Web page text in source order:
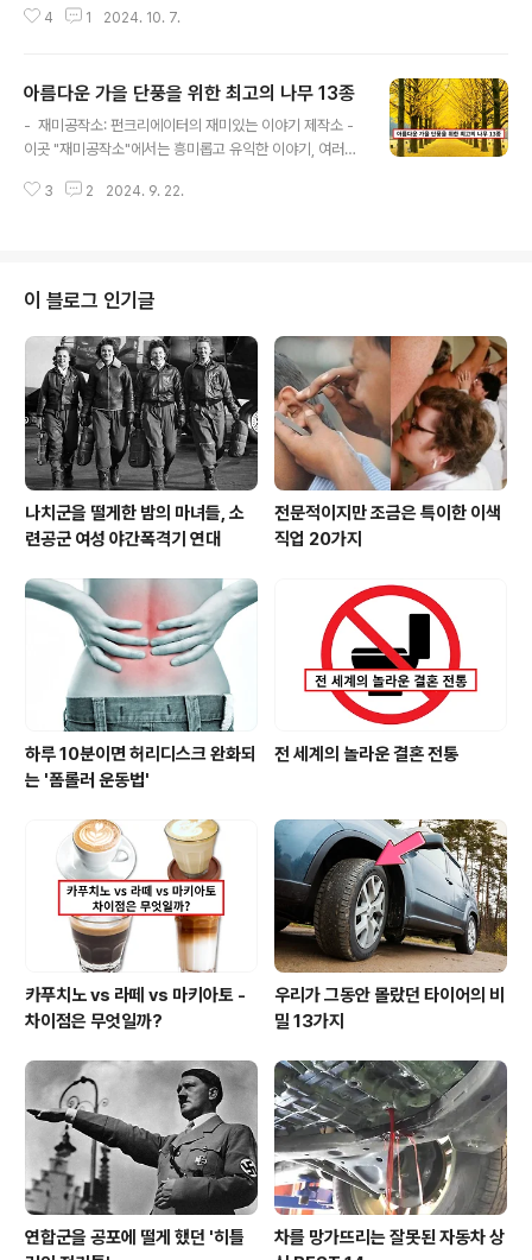
향 기름을 사용하여 팝콘이 바삭함을 유지하면서도 풍부한
요, 여러분! 재미공작소의 펀크리에이터입니다.전자레인지
인 요소처럼 보일 수 있지만, 사실 매우 중요한 안전 장치입
니다. 그 이유는 무엇일까요? 이 포스팅에서는 전자레인지
의 메쉬 격자가 하는 역할과 그 과학적 원리에 대해 알아보
지는 음식을 가열하기 위해 마이크로파를 사용합니다. 이
4 1 2024. 10. 7.
아름다운 가을 단풍을 위한 최고의 나무 13종
- 재미공작소: 펀크리에이터의 재미있는 이야기 제작소 -
이곳 "재미공작소"에서는 흥미롭고 유익한 이야기, 여러가
요, 여러분! 재미공작소의 펀크리에이터입니다.가을은 나
서 쉽게 볼 수 있고, 가을 단풍이 특히 아름다운 나무 13종
을 소개해 드리겠습니다.1. 단풍나무 (Acer palmatum)
● 특징: 단풍나무는 가을이 되면 붉은색, 주황색, 노란색
등 다양한 색으로 물들어 정원을 화려하게 꾸며줍니다. 특
히 설악산과 내장산의 단풍나무가 유명합니다.● 관
리 팁: 적당한 습도와 배수가 잘 되는 토양..
3 2 2024. 9. 22.
이 블로그 인기글
나치군을 떨게한 밤의 마녀들, 소
련공군 여성 야간폭격기 연대
전문적이지만 조금은 특이한 이색
직업 20가지
하루 10분이면 허리디스크 완화되
는 '폼롤러 운동법'
전 세계의 놀라운 결혼 전통
카푸치노 vs 라떼 vs 마키아토 -
차이점은 무엇일까?
우리가 그동안 몰랐던 타이어의 비
밀 13가지
연합군을 공포에 떨게 했던 '히틀
차를 망가뜨리는 잘못된 자동차 상